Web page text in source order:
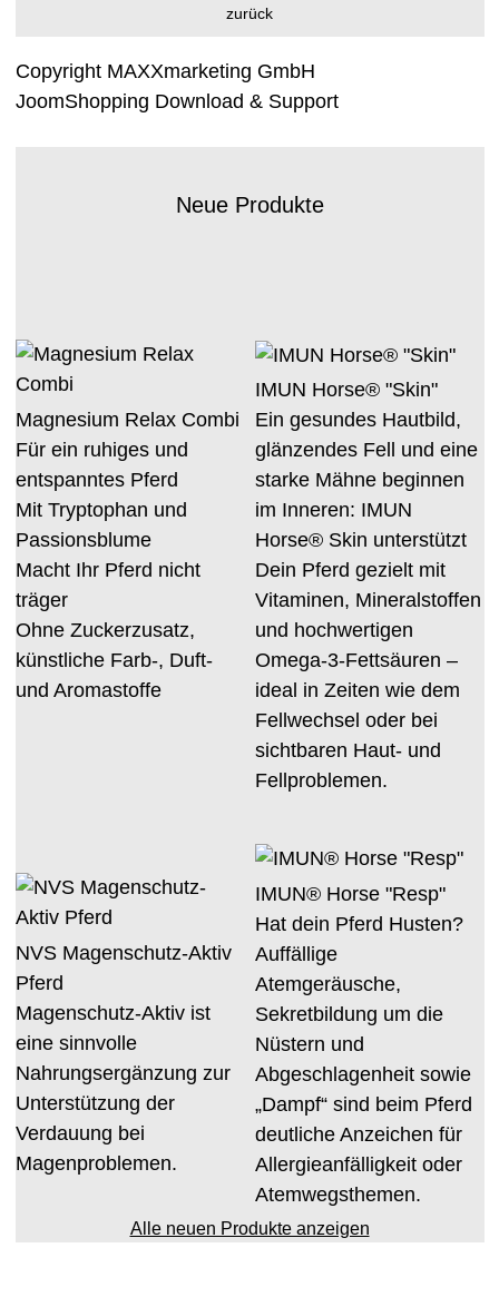
Copyright MAXXmarketing GmbH
JoomShopping Download & Support
Neue Produkte
Magnesium Relax Combi
Für ein ruhiges und
entspanntes Pferd
Mit Tryptophan und
Passionsblume
Macht Ihr Pferd nicht
träger
Ohne Zuckerzusatz,
künstliche Farb-, Duft-
und Aromastoffe
IMUN Horse® "Skin"
Ein gesundes Hautbild,
glänzendes Fell und eine
starke Mähne beginnen
im Inneren: IMUN
Horse® Skin unterstützt
Dein Pferd gezielt mit
Vitaminen, Mineralstoffen
und hochwertigen
Omega-3-Fettsäuren –
ideal in Zeiten wie dem
Fellwechsel oder bei
sichtbaren Haut- und
Fellproblemen.
NVS Magenschutz-Aktiv
Pferd
Magenschutz-Aktiv ist
eine sinnvolle
Nahrungsergänzung zur
Unterstützung der
Verdauung bei
Magenproblemen.
IMUN® Horse "Resp"
Hat dein Pferd Husten?
Auffällige
Atemgeräusche,
Sekretbildung um die
Nüstern und
Abgeschlagenheit sowie
„Dampf“ sind beim Pferd
deutliche Anzeichen für
Allergieanfälligkeit oder
Atemwegsthemen.
Alle neuen Produkte anzeigen